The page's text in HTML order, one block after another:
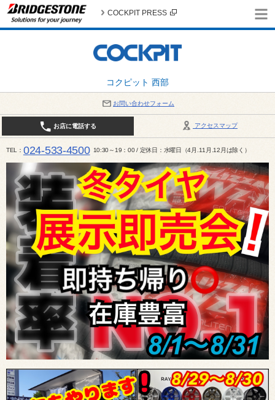
コクピット 西部
COCKPIT PRESS
お問い合わせフォーム
アクセスマップ
お店に電話する
TEL 024-533-4500 10:30～19：00 / 定休日：水曜日（4月.11月.12月